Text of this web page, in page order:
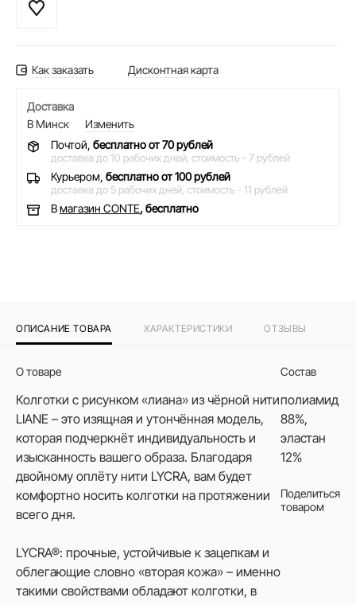
Как заказать Дисконтная карта
Доставка
В Минск
Изменить
Почтой, бесплатно от 70 рублей
доставка до 10 рабочих дней, стоимость - 7 рублей
Курьером, бесплатно от 100 рублей
доставка до 5 рабочих дней, стоимость - 11 рублей
Вмагазин CONTE, бесплатно
ОПИСАНИЕ ТОВАРА ХАРАКТЕРИСТИКИ ОТЗЫВЫ
О товаре
Колготки с рисунком «лиана» из чёрной нити
LIANE – это изящная и утончённая модель,
которая подчеркнёт индивидуальность и
изысканность вашего образа. Благодаря
двойному оплёту нити LYCRA, вам будет
комфортно носить колготки на протяжении
всего дня.
LYCRA®: прочные, устойчивые к зацепкам и
облегающие словно «вторая кожа» – именно
такими свойствами обладают колготки, в
Состав
полиамид
88%,
эластан
12%
Поделиться
товаром